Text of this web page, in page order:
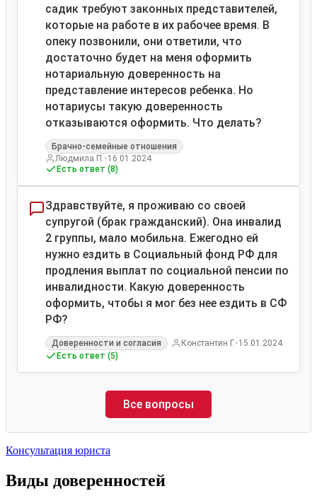
садик требуют законных представителей,
которые на работе в их рабочее время. В
опеку позвонили, они ответили, что
достаточно будет на меня оформить
нотариальную доверенность на
представление интересов ребенка. Но
нотариусы такую доверенность
отказываются оформить. Что делать?
Брачно-семейные отношения
Людмила П. •16.01.2024
Есть ответ (8)
Здравствуйте, я проживаю со своей
супругой (брак гражданский). Она инвалид
2 группы, мало мобильна. Ежегодно ей
нужно ездить в Социальный фонд РФ для
продления выплат по социальной пенсии по
инвалидности. Какую доверенность
оформить, чтобы я мог без нее ездить в СФ
РФ?
Доверенности и согласия Константин Г.•15.01.2024
Есть ответ (5)
Все вопросы
Консультация юриста
Виды доверенностей